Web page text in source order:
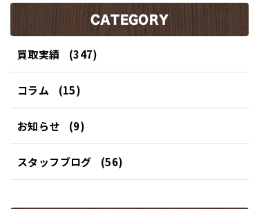
ムハウスのようなキャン
ピングカー買取させて頂
きました！！
ました！！
CATEGORY
買取実績 (347)
コラム (15)
お知らせ (9)
スタッフブログ (56)